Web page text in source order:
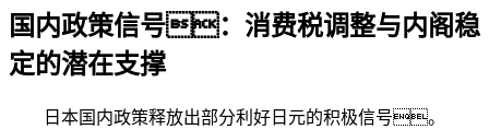
国内政策信号：消费税调整与内阁稳
定的潜在支撑
日本国内政策释放出部分利好日元的积极信号。